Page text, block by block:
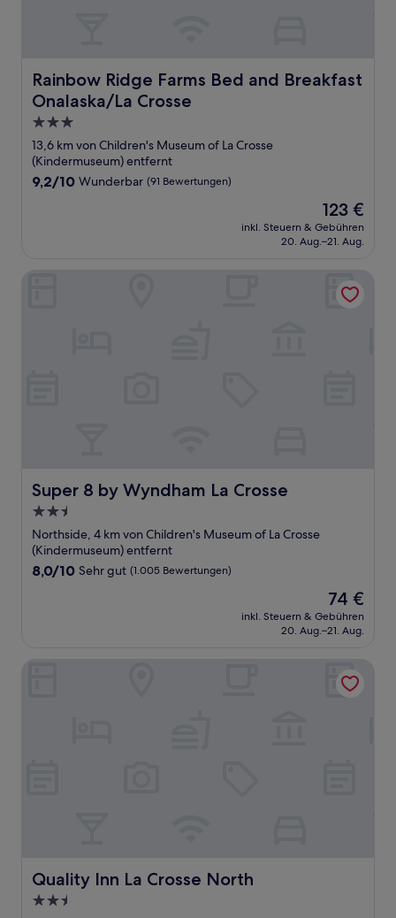
Rainbow Ridge Farms Bed and Breakfast
Onalaska/La Crosse
Rainbow Ridge Farms Bed and Breakfast Onalaska/La
3.0-
Sterne-
Unterkunft
13,6 km von Children's Museum of La Crosse
(Kindermuseum) entfernt
9.2
9,2/10 Wunderbar (91 Bewertungen)
Der
Preis
beträgt
123 €
inkl. Steuern & Gebühren
20. Aug.–21. Aug.
Super 8 by Wyndham La Crosse
Super 8 by Wyndham La Crosse
2.5-
Sterne-
Unterkunft
Northside, 4 km von Children's Museum of La Crosse
(Kindermuseum) entfernt
8.0
Bewertungen)
8,0/10 Sehr gut (1.005 Bewertungen)
Der
Preis
beträgt
74 €
inkl. Steuern & Gebühren
20. Aug.–21. Aug.
Quality Inn La Crosse North
Quality Inn La Crosse North
2.5-